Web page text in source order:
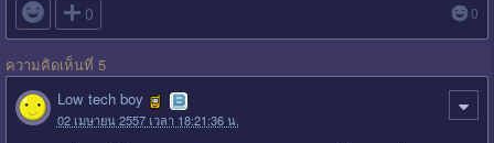
 0 0
ความคิดเห็นที่ 5
Low tech boy
02 เมษายน 2557 เวลา 18:21:36 น.